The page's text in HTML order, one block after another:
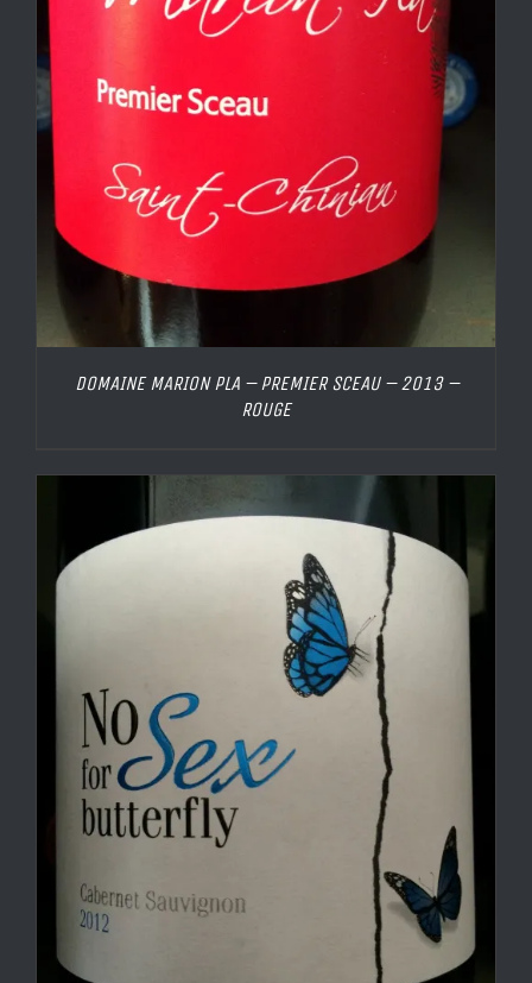
DOMAINE MARION PLA – PREMIER SCEAU – 2013 –
ROUGE